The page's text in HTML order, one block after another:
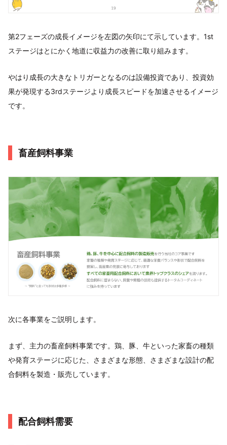
第2フェーズの成長イメージを左図の矢印にて示しています。1st
ステージはとにかく地道に収益力の改善に取り組みます。
やはり成長の大きなトリガーとなるのは設備投資であり、投資効
果が発現する3rdステージより成長スピードを加速させるイメージ
です。
畜産飼料事業
次に各事業をご説明します。
まず、主力の畜産飼料事業です。鶏、豚、牛といった家畜の種類
や発育ステージに応じた、さまざまな形態、さまざまな設計の配
合飼料を製造・販売しています。
配合飼料需要